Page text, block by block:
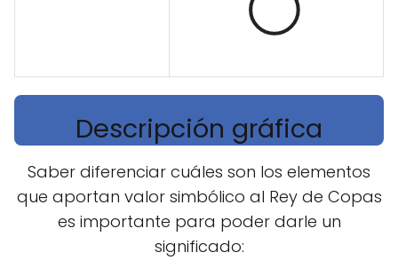
Descripción gráfica
Saber diferenciar cuáles son los elementos
que aportan valor simbólico al Rey de Copas
es importante para poder darle un
significado: